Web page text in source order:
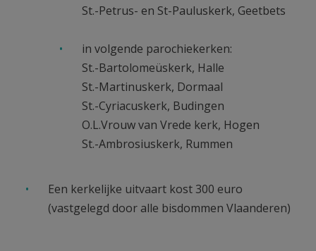
St.-Petrus- en St-Pauluskerk, Geetbets
in volgende parochiekerken:
St.-Bartolomeüskerk, Halle
St.-Martinuskerk, Dormaal
St.-Cyriacuskerk, Budingen
O.L.Vrouw van Vrede kerk, Hogen
St.-Ambrosiuskerk, Rummen
Een kerkelijke uitvaart kost 300 euro
(vastgelegd door alle bisdommen Vlaanderen)